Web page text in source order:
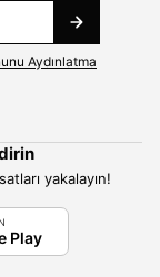
Aydınlatma
yakalayın!
Play